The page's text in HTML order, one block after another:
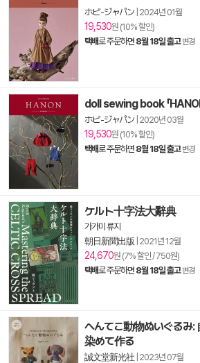
ホビ-ジャパン| 2024년 01월
19,530원 (10% 할인)
택배로 주문하면 8월 18일 출고 변경
doll sewing book 「
ホビ-ジャパン| 2020년 03월
19,530원 (10% 할인)
택배로 주문하면 8월 18일 출고 변경
ケルト十字法大辭典
가가미 류지
朝日新聞出版 2021년 12월
24,670원 (7% 할인 / 750원)
택배로 주문하면 8월 18일 출고 변경
へんてこ動物ぬいぐるみ:
染めて作る
誠文堂新光社 2023년 07월